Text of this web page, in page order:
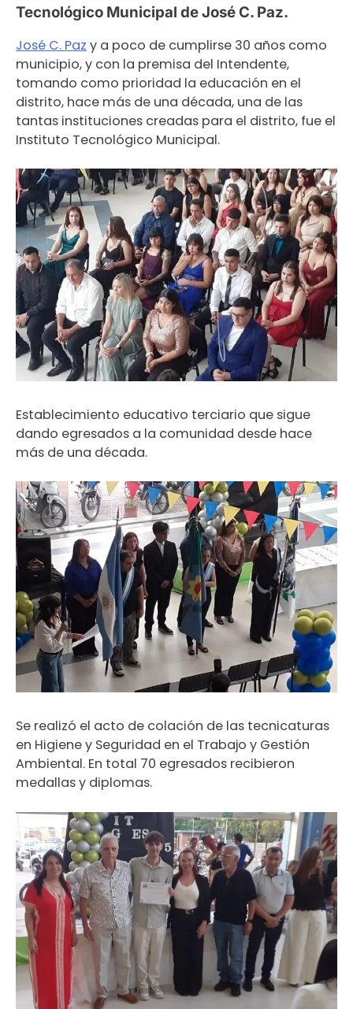
Tecnológico Municipal de José C. Paz.
José C. Paz y a poco de cumplirse 30 años como
municipio, y con la premisa del Intendente,
tomando como prioridad la educación en el
distrito, hace más de una década, una de las
tantas instituciones creadas para el distrito, fue el
Instituto Tecnológico Municipal.
Establecimiento educativo terciario que sigue
dando egresados a la comunidad desde hace
más de una década.
Se realizó el acto de colación de las tecnicaturas
en Higiene y Seguridad en el Trabajo y Gestión
Ambiental. En total 70 egresados recibieron
medallas y diplomas.